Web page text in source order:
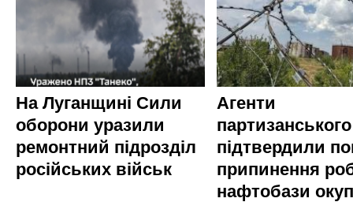
На Луганщині Сили
оборони уразили
ремонтний підрозділ
російських військ
Агенти
підтвердили
припинення
нафтобази